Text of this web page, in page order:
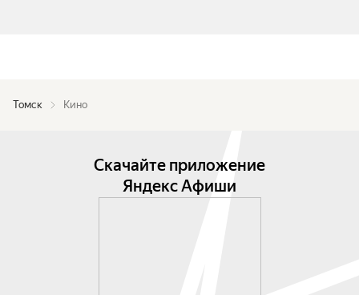
Томск Кино
Скачайте приложение
Яндекс Афиши